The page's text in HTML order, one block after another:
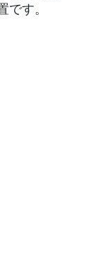
す。